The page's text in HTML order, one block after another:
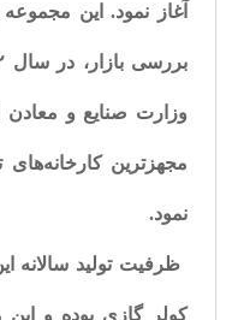
آغاز نمود. این
بررسی بازار، در سال
وزارت صنایع و معادن
مجهزترین کارخانه‌های
نمود.
ظرفیت تولید سالانه
کولر گازی بوده و این